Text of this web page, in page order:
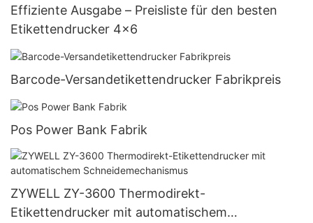
Effiziente Ausgabe – Preisliste für den besten
Etikettendrucker 4x6
Barcode-Versandetikettendrucker Fabrikpreis
Pos Power Bank Fabrik
ZYWELL ZY-3600 Thermodirekt-
Etikettendrucker mit automatischem